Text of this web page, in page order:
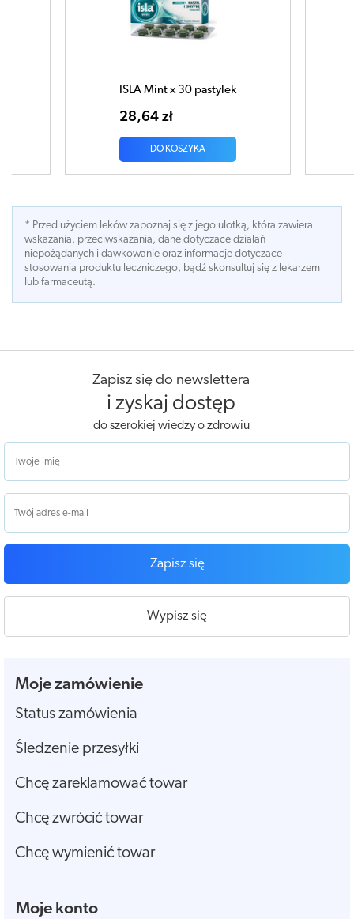
ISLA Cassis x 30 pastylek
26,32 zł
DO KOSZYKA
* Przed użyciem leków zapoznaj się z jego ulotką, która zawiera
wskazania, przeciwskazania, dane dotyczace działań
niepożądanych i dawkowanie oraz informacje dotyczace
stosowania produktu leczniczego, bądź skonsultuj się z lekarzem
lub farmaceutą.
Zapisz się do newslettera
i zyskaj dostęp
do szerokiej wiedzy o zdrowiu
Zapisz się
Wypisz się
Moje zamówienie
Status zamówienia
Śledzenie przesyłki
Chcę zareklamować towar
Chcę zwrócić towar
Chcę wymienić towar
Moje konto